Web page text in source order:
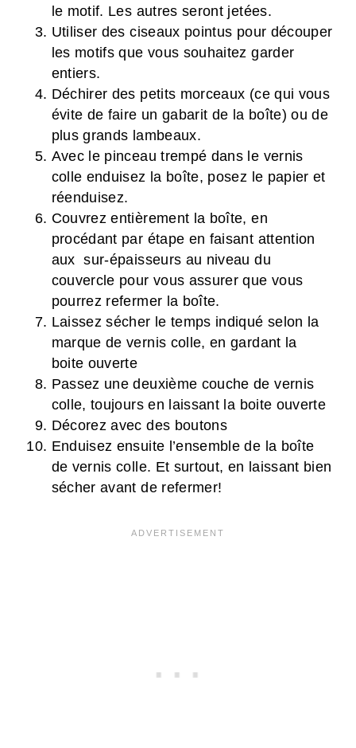
le motif. Les autres seront jetées.
Utiliser des ciseaux pointus pour découper
les motifs que vous souhaitez garder
entiers.
Déchirer des petits morceaux (ce qui vous
évite de faire un gabarit de la boîte) ou de
plus grands lambeaux.
Avec le pinceau trempé dans le vernis
colle enduisez la boîte, posez le papier et
réenduisez.
Couvrez entièrement la boîte, en
procédant par étape en faisant attention
aux sur-épaisseurs au niveau du
couvercle pour vous assurer que vous
pourrez refermer la boîte.
Laissez sécher le temps indiqué selon la
marque de vernis colle, en gardant la
boite ouverte
Passez une deuxième couche de vernis
colle, toujours en laissant la boite ouverte
Décorez avec des boutons
Enduisez ensuite l’ensemble de la boîte
de vernis colle. Et surtout, en laissant bien
sécher avant de refermer!